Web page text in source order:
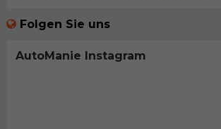
Folgen Sie uns
AutoManie Instagram